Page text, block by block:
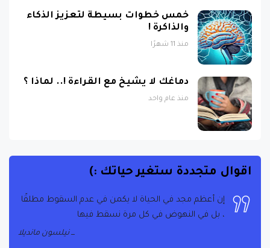
خمس خطوات بسيطة لتعزيز الذكاء
والذاكرة !
منذ 11 شهرًا
دماغك لا يشيخ مع القراءة !.. لماذا ؟
منذ عام واحد
اقوال متجددة ستغير حياتك :)
إن أعظم مجد في الحياة لا يكمن في عدم السقوط مطلقًا
، بل في النهوض في كل مرة نسقط فيها
نيلسون مانديلا